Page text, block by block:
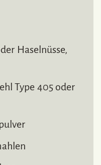
Haselnüsse,
Type 405 oder